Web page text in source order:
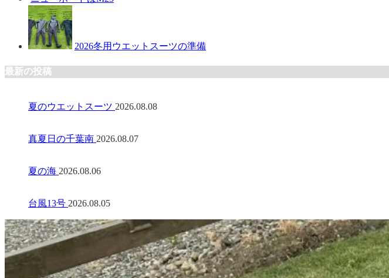
2026冬用ウエットスーツの準備
最新の投稿
夏のウエットスーツ 2026.08.08
真夏日の千葉南 2026.08.07
夏の海 2026.08.06
台風13号 2026.08.05